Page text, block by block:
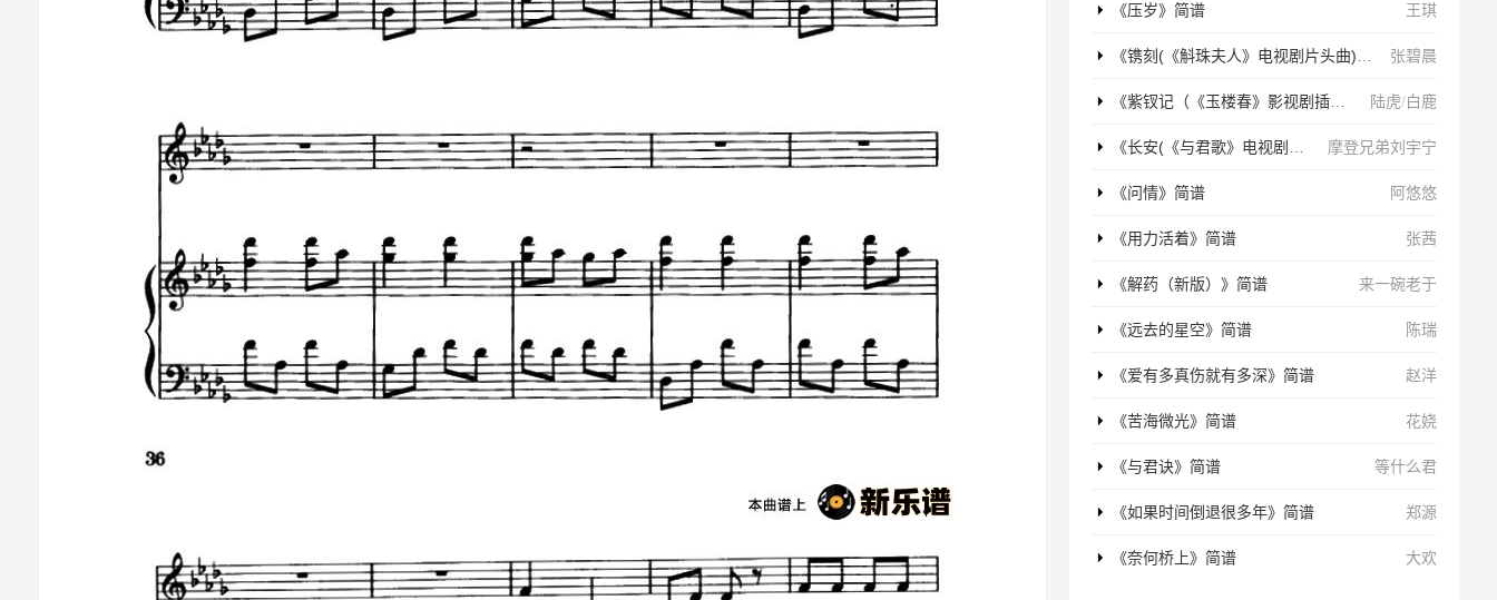
王琪
《压岁》简谱
张碧晨
《镌刻(《斛珠夫人》电视剧片头曲)》简谱
陆虎/白鹿
《紫钗记（《玉楼春》影视剧插曲）》简谱
摩登兄弟刘宇宁
《长安(《与君歌》电视剧片头曲)》简谱
阿悠悠
《问情》简谱
张茜
《用力活着》简谱
来一碗老于
《解药（新版）》简谱
陈瑞
《远去的星空》简谱
赵洋
《爱有多真伤就有多深》简谱
花娆
《苦海微光》简谱
等什么君
《与君诀》简谱
郑源
《如果时间倒退很多年》简谱
大欢
《奈何桥上》简谱